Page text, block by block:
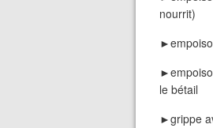
nourrit)
le bétail
►grippe